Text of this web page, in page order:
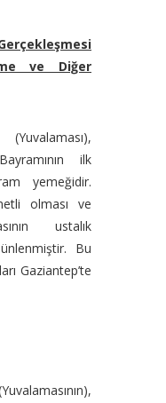
ve Diğer
ilk
yemeğidir.
olması ve
ustalık
Bu
Gaziantep’te